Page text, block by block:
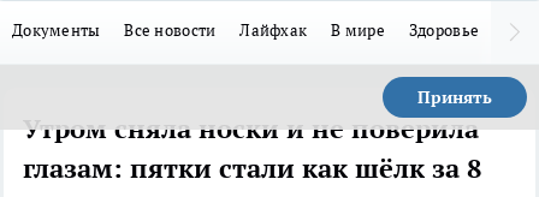
Документы Все новости Лайфхак В мире Здоровье
Принять
Утром сняла носки и не поверила
глазам: пятки стали как шёлк за 8